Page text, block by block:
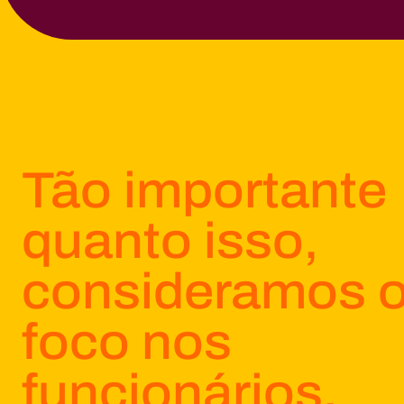
Tão importante
quanto isso,
consideramos
foco nos
funcionários.